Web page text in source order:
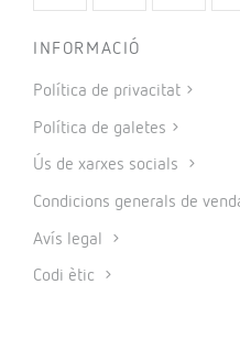
INFORMACIÓ
Política de privacitat
Política de galetes
Ús de xarxes socials
Condicions generals de
Avís legal
Codi ètic